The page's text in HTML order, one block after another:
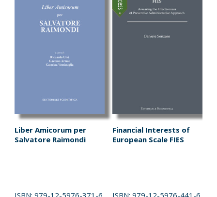
Liber Amicorum per
Salvatore Raimondi
Financial Interests of
European Scale FIES